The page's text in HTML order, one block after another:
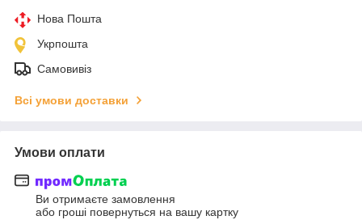
Нова Пошта
Укрпошта
Самовивіз
Всі умови доставки
Умови оплати
Ви отримаєте замовлення
або гроші повернуться на вашу картку